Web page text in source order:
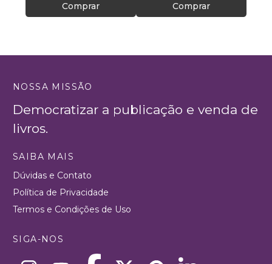
Comprar Comprar
NOSSA MISSÃO
Democratizar a publicação e venda de
livros.
SAIBA MAIS
Dúvidas e Contato
Política de Privacidade
Termos e Condições de Uso
SIGA-NOS